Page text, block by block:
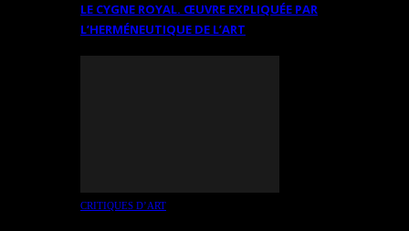
LE CYGNE ROYAL. ŒUVRE EXPLIQUÉE PAR
L’HERMÉNEUTIQUE DE L’ART
CRITIQUES D’ART